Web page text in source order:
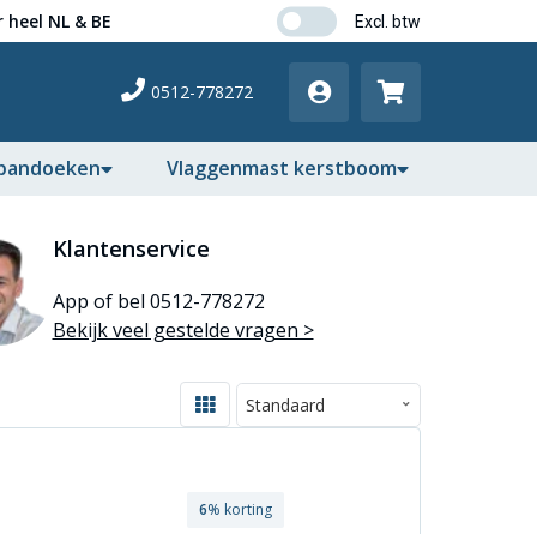
heel NL & BE
0512-778272
Vlaggenmast kerstboom
Klantenservice
App of bel 0512-778272
Bekijk veel gestelde vragen >
6% korting